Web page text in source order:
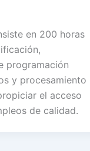
en 200 horas
programación
y procesamiento
el acceso
de calidad.